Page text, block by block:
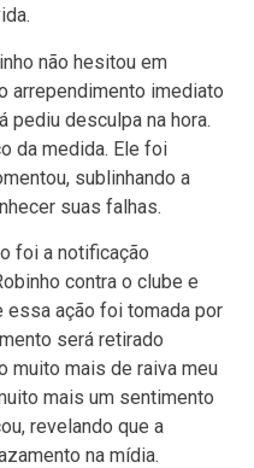
não hesitou em
arrependimento imediato
pediu desculpa na hora.
da medida. Ele foi
sublinhando a
suas falhas.
foi a notificação
contra o clube e
essa ação foi tomada por
será retirado
muito mais de raiva meu
mais um sentimento
revelando que a
na mídia.